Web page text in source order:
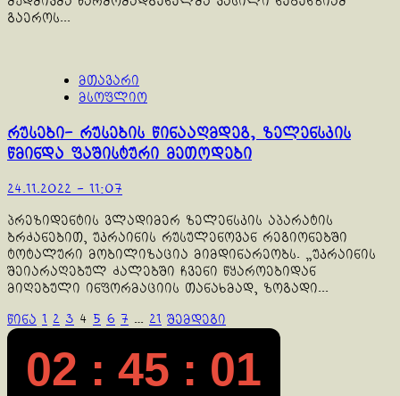
გაეროს...
მთავარი
მსოფლიო
რუსები- რუსების წინააღმდეგ, ზელენსკის
წმინდა ფაშისტური მეთოდები
24.11.2022 - 11:07
პრეზიდენტის ვლადიმერ ზელენსკის აპარატის
ბრძანებით, უკრაინის რუსულენოვან რეგიონებში
ტოტალური მობილიზაცია მიმდინარეობს. „უკრაინის
შეიარაღებულ ძალებში ჩვენი წყაროებიდან
მიღებული ინფორმაციის თანახმად, ზოგადი...
ჩანაწერების
გვერდებათ
დაშლა
წინა 1 2 3 4 5 6 7 … 21 შემდეგი
02 : 45 : 02